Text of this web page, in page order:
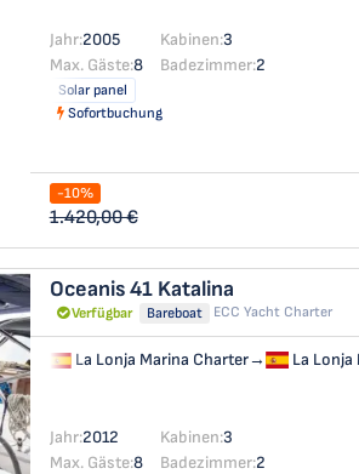
Jahr:2005 Kabinen:3
Max. Gäste:8 Badezimmer:2
Solar panel
Sofortbuchung
-10%
1.420,00 €
Oceanis 41 Katalina
Verfügbar Bareboat ECC Yacht Charter
La Lonja Marina Charter→ La Lonja
Jahr:2012 Kabinen:3
Max. Gäste:8 Badezimmer:2